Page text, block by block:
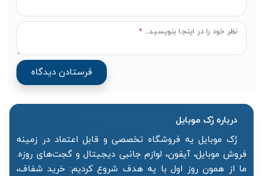
نظر خود را در اینجا بنویسید... *
درباره رُک‌ موبایل
رُک موبایل یه فروشگاه تخصصی و قابل اعتماد در زمینه
فروش موبایل، آیفون، لوازم جانبی دیجیتال و گجت‌های روزه.
ما از همون روز اول با یه هدف شروع کردیم: خرید شفاف،